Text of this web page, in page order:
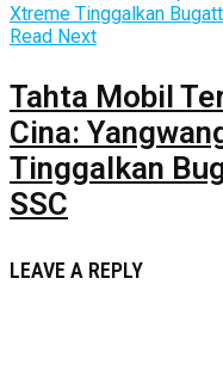
Read Next
Tahta Mobil
Cina:
Tinggalkan
SSC
LEAVE A REPLY